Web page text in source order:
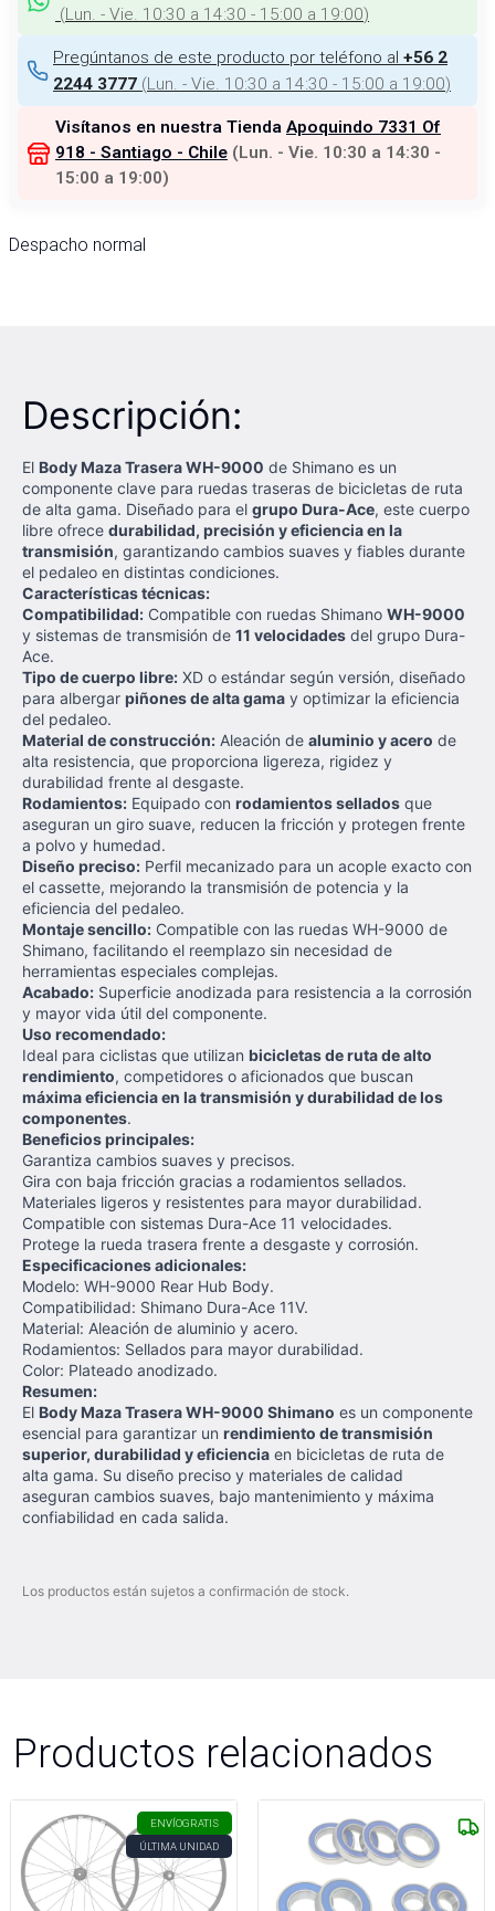
(Lun. - Vie. 10:30 a 14:30 - 15:00 a 19:00)
Pregúntanos de este producto por teléfono al +56 2
2244 3777 (Lun. - Vie. 10:30 a 14:30 - 15:00 a 19:00)
Visítanos en nuestra Tienda Apoquindo 7331 Of
918 - Santiago - Chile (Lun. - Vie. 10:30 a 14:30 -
15:00 a 19:00)
Despacho normal
Descripción:
El Body Maza Trasera WH-9000 de Shimano es un
componente clave para ruedas traseras de bicicletas de ruta
de alta gama. Diseñado para el grupo Dura-Ace, este cuerpo
libre ofrece durabilidad, precisión y eficiencia en la
transmisión, garantizando cambios suaves y fiables durante
el pedaleo en distintas condiciones.
Características técnicas:
Compatibilidad: Compatible con ruedas Shimano WH-9000
y sistemas de transmisión de 11 velocidades del grupo Dura-
Ace.
Tipo de cuerpo libre: XD o estándar según versión, diseñado
para albergar piñones de alta gama y optimizar la eficiencia
del pedaleo.
Material de construcción: Aleación de aluminio y acero de
alta resistencia, que proporciona ligereza, rigidez y
durabilidad frente al desgaste.
Rodamientos: Equipado con rodamientos sellados que
aseguran un giro suave, reducen la fricción y protegen frente
a polvo y humedad.
Diseño preciso: Perfil mecanizado para un acople exacto con
el cassette, mejorando la transmisión de potencia y la
eficiencia del pedaleo.
Montaje sencillo: Compatible con las ruedas WH-9000 de
Shimano, facilitando el reemplazo sin necesidad de
herramientas especiales complejas.
Acabado: Superficie anodizada para resistencia a la corrosión
y mayor vida útil del componente.
Uso recomendado:
Ideal para ciclistas que utilizan bicicletas de ruta de alto
rendimiento, competidores o aficionados que buscan
máxima eficiencia en la transmisión y durabilidad de los
componentes.
Beneficios principales:
Garantiza cambios suaves y precisos.
Gira con baja fricción gracias a rodamientos sellados.
Materiales ligeros y resistentes para mayor durabilidad.
Compatible con sistemas Dura-Ace 11 velocidades.
Protege la rueda trasera frente a desgaste y corrosión.
Especificaciones adicionales:
Modelo: WH-9000 Rear Hub Body.
Compatibilidad: Shimano Dura-Ace 11V.
Material: Aleación de aluminio y acero.
Rodamientos: Sellados para mayor durabilidad.
Color: Plateado anodizado.
Resumen:
El Body Maza Trasera WH-9000 Shimano es un componente
esencial para garantizar un rendimiento de transmisión
superior, durabilidad y eficiencia en bicicletas de ruta de
alta gama. Su diseño preciso y materiales de calidad
aseguran cambios suaves, bajo mantenimiento y máxima
confiabilidad en cada salida.
Los productos están sujetos a confirmación de stock.
Productos relacionados
ENVÍOGRATIS
ÚLTIMA UNIDAD